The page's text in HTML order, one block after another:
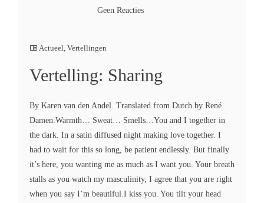
Geen Reacties
Actueel Vertellingen
Vertelling: Sharing
By Karen van den Andel. Translated from Dutch by René
Damen.Warmth… Sweat… Smells…You and I together in
the dark. In a satin diffused night making love together. I
had to wait for this so long, be patient endlessly. But finally
it’s here, you wanting me as much as I want you. Your breath
stalls as you watch my masculinity, I agree that you are right
when you say I’m beautiful.I kiss you. You tilt your head